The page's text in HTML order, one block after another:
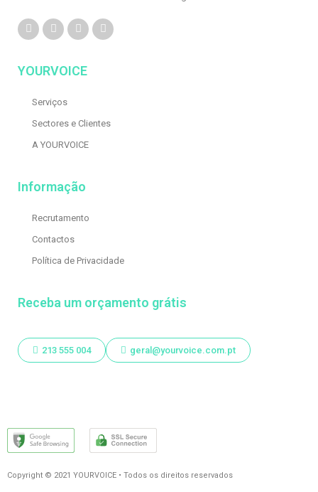
YOURVOICE
Serviços
Sectores e Clientes
A YOURVOICE
Informação
Recrutamento
Contactos
Política de Privacidade
Receba um orçamento grátis
213 555 004 geral@yourvoice.com.pt
Copyright © 2021 YOURVOICE • Todos os direitos reservados